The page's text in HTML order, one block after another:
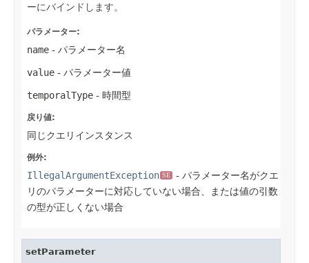
ーにバインドします。
パラメーター:
name - パラメーター名
value - パラメーター値
temporalType - 時間型
戻り値:
同じクエリインスタンス
例外:
IllegalArgumentException SE
- パラメーター名がクエ
リのパラメーターに対応していない場合、または値の引数
の型が正しくない場合
setParameter